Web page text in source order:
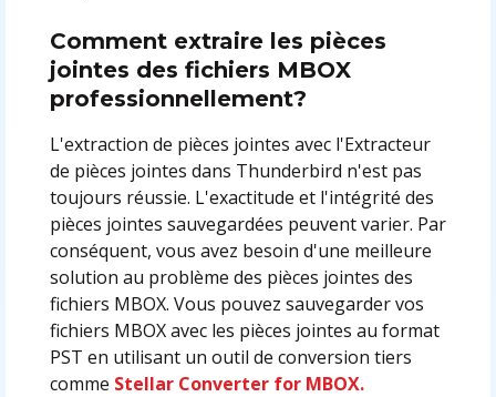
Comment extraire les pièces
jointes des fichiers MBOX
professionnellement?
L'extraction de pièces jointes avec l'Extracteur
de pièces jointes dans Thunderbird n'est pas
toujours réussie. L'exactitude et l'intégrité des
pièces jointes sauvegardées peuvent varier. Par
conséquent, vous avez besoin d'une meilleure
solution au problème des pièces jointes des
fichiers MBOX. Vous pouvez sauvegarder vos
fichiers MBOX avec les pièces jointes au format
PST en utilisant un outil de conversion tiers
comme Stellar Converter for MBOX.